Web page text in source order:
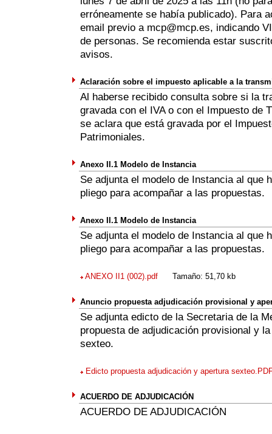
erróneamente se había publicado). Para
email previo a mcp@mcp.es, indicando
de personas. Se recomienda estar
avisos.
Aclaración sobre el impuesto aplicable a la
Al haberse recibido consulta sobre si la
gravada con el IVA o con el Impuesto de
se aclara que está gravada por el
Patrimoniales.
Anexo II.1 Modelo de Instancia
Se adjunta el modelo de Instancia al que
pliego para acompañar a las propuestas.
Anexo II.1 Modelo de Instancia
Se adjunta el modelo de Instancia al que
pliego para acompañar a las propuestas.
ANEXO II1 (002).pdf Tamaño: 51,70 kb
Anuncio propuesta adjudicación provisional y
Se adjunta edicto de la Secretaria de la
propuesta de adjudicación provisional y
sexteo.
Edicto propuesta adjudicación y apertura
ACUERDO DE ADJUDICACIÓN
ACUERDO DE ADJUDICACIÓN